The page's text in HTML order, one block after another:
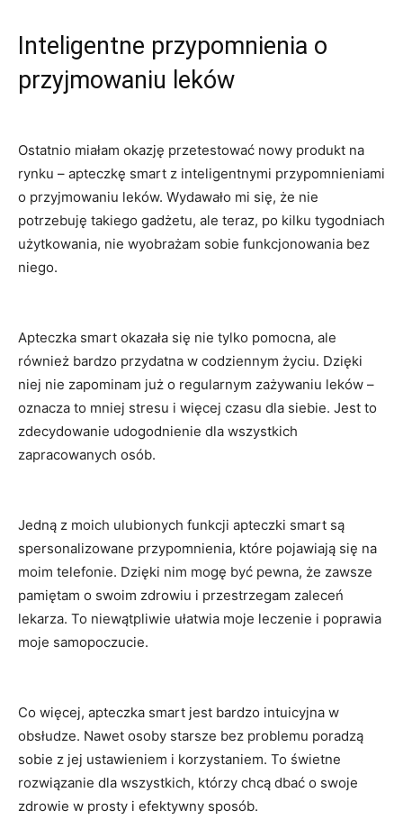
Inteligentne przypomnienia o
przyjmowaniu leków
Ostatnio miałam ‌okazję przetestować nowy produkt na
rynku – apteczkę smart z inteligentnymi‍ przypomnieniami
o przyjmowaniu leków. Wydawało mi ‌się, ⁤że nie
potrzebuję ‌takiego gadżetu, ale teraz, po kilku​ tygodniach
użytkowania, nie⁤ wyobrażam sobie funkcjonowania bez
niego.
Apteczka ⁤smart‌ okazała⁤ się nie tylko pomocna, ‌ale
również bardzo przydatna w codziennym życiu. Dzięki⁤
niej⁢ nie zapominam ⁤już o regularnym zażywaniu⁣ leków​ –
oznacza ⁤to mniej stresu i więcej czasu dla siebie.⁢ Jest to ​
zdecydowanie udogodnienie dla wszystkich
zapracowanych osób.
Jedną z moich ulubionych funkcji‍ apteczki smart ​są
spersonalizowane przypomnienia, które pojawiają się‍ na
moim ⁢telefonie.​ Dzięki nim mogę być pewna, że zawsze
⁢pamiętam o swoim zdrowiu‌ i ⁢przestrzegam zaleceń
lekarza.​ To‍ niewątpliwie ⁢ułatwia moje leczenie⁢ i⁢ poprawia
moje samopoczucie.
Co więcej, apteczka⁣ smart ‍jest bardzo intuicyjna⁣ w
obsłudze. Nawet‌ osoby ‌starsze bez ‍problemu poradzą
⁤sobie⁣ z jej ustawieniem i ⁤korzystaniem. To świetne
rozwiązanie‍ dla wszystkich, którzy⁤ chcą dbać o swoje
zdrowie ‌w ​prosty i efektywny ‌sposób.